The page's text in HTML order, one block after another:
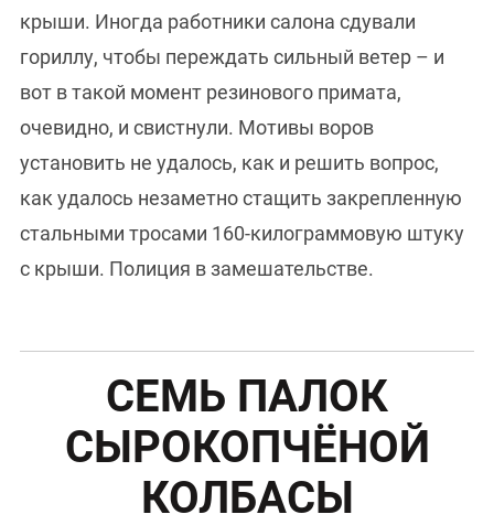
крыши. Иногда работники салона сдували
гориллу, чтобы переждать сильный ветер – и
вот в такой момент резинового примата,
очевидно, и свистнули. Мотивы воров
установить не удалось, как и решить вопрос,
как удалось незаметно стащить закрепленную
стальными тросами 160-килограммовую штуку
с крыши. Полиция в замешательстве.
СЕМЬ ПАЛОК
СЫРОКОПЧЁНОЙ
КОЛБАСЫ